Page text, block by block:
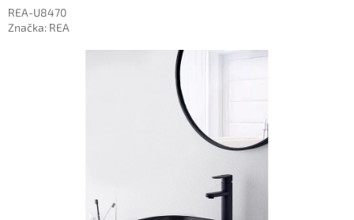
REA-U8470
Značka: REA